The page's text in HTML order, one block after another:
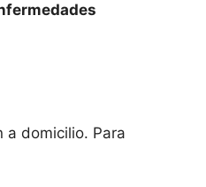
a domicilio. Para